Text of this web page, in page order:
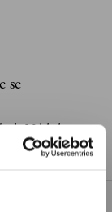
se
Velikih